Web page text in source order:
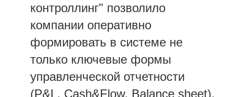
контроллинг" позволило
компании оперативно
формировать в системе не
только ключевые формы
управленческой отчетности
(P&L, Cash&Flow, Balance sheet),